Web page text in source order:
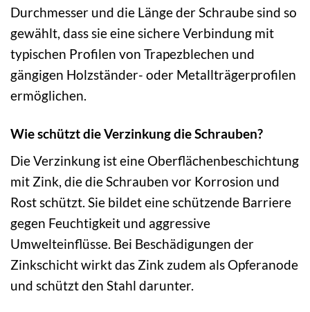
Durchmesser und die Länge der Schraube sind so
gewählt, dass sie eine sichere Verbindung mit
typischen Profilen von Trapezblechen und
gängigen Holzständer- oder Metallträgerprofilen
ermöglichen.
Wie schützt die Verzinkung die Schrauben?
Die Verzinkung ist eine Oberflächenbeschichtung
mit Zink, die die Schrauben vor Korrosion und
Rost schützt. Sie bildet eine schützende Barriere
gegen Feuchtigkeit und aggressive
Umwelteinflüsse. Bei Beschädigungen der
Zinkschicht wirkt das Zink zudem als Opferanode
und schützt den Stahl darunter.